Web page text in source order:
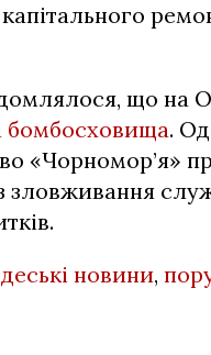
що на
бомбосховища.
«Чорномор’я»
зловживання
новини,